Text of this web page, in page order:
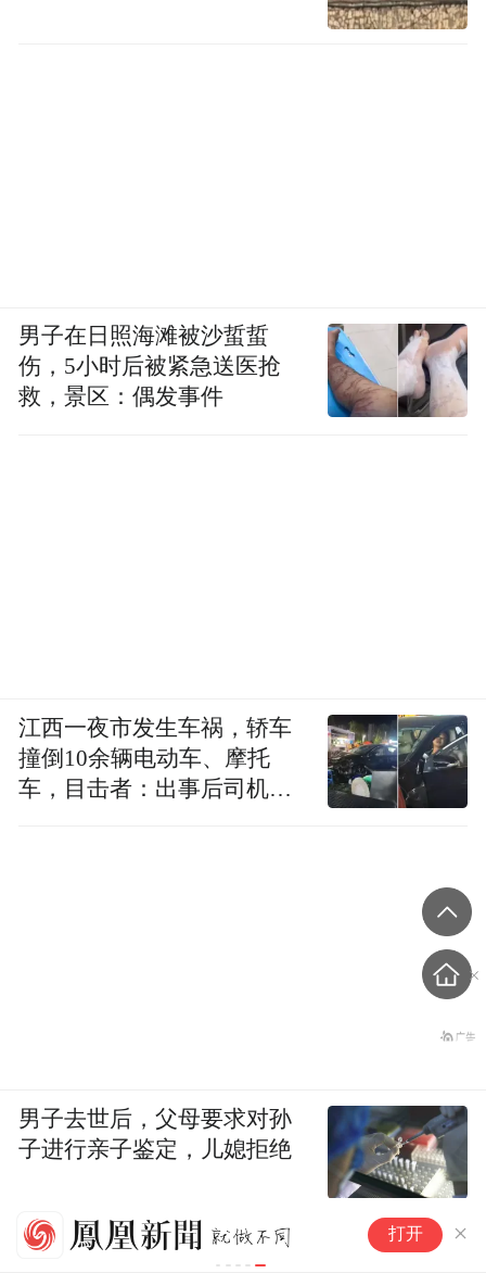
3
打开
男子在日照海滩被沙蜇蜇
伤，5小时后被紧急送医抢
救，景区：偶发事件
江西一夜市发生车祸，轿车
撞倒10余辆电动车、摩托
车，目击者：出事后司机一
男子去世后，父母要求对孙
子进行亲子鉴定，儿媳拒绝